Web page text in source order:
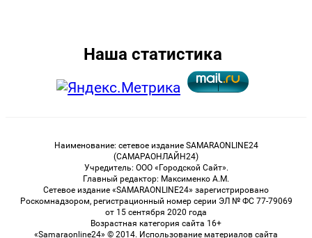
Наша статистика
Наименование: сетевое издание SAMARAONLINE24
(САМАРАОНЛАЙН24)
Учредитель: ООО «Городской Сайт».
Главный редактор: Максименко А.М.
Сетевое издание «SAMARAONLINE24» зарегистрировано
Роскомнадзором, регистрационный номер серии ЭЛ № ФС 77-79069
от 15 сентября 2020 года
Возрастная категория сайта 16+
«Samaraonline24» © 2014. Использование материалов сайта